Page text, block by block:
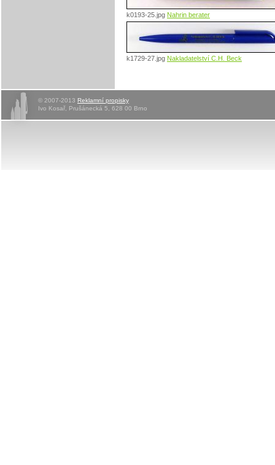
k0193-25.jpg Nahrin berater
k1729-27.jpg Nakladatelství C.H. Beck
© 2007-2013 Reklamní propisky
Ivo Kosař, Prušánecká 5, 628 00 Brno